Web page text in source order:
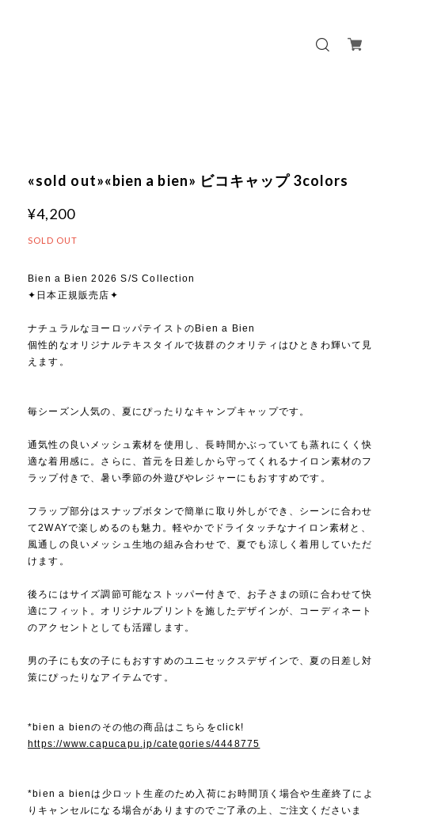
«sold out»«bien a bien» ビコキャップ 3colors
¥4,200
SOLD OUT
Bien a Bien 2026 S/S Collection
✦日本正規販売店✦
ナチュラルなヨーロッパテイストのBien a Bien
個性的なオリジナルテキスタイルで抜群のクオリティはひときわ輝いて見
えます。
毎シーズン人気の、夏にぴったりなキャンプキャップです。
通気性の良いメッシュ素材を使用し、長時間かぶっていても蒸れにくく快
適な着用感に。さらに、首元を日差しから守ってくれるナイロン素材のフ
ラップ付きで、暑い季節の外遊びやレジャーにもおすすめです。
フラップ部分はスナップボタンで簡単に取り外しができ、シーンに合わせ
て2WAYで楽しめるのも魅力。軽やかでドライタッチなナイロン素材と、
風通しの良いメッシュ生地の組み合わせで、夏でも涼しく着用していただ
けます。
後ろにはサイズ調節可能なストッパー付きで、お子さまの頭に合わせて快
適にフィット。オリジナルプリントを施したデザインが、コーディネート
のアクセントとしても活躍します。
男の子にも女の子にもおすすめのユニセックスデザインで、夏の日差し対
策にぴったりなアイテムです。
*bien a bienのその他の商品はこちらをclick!
https://www.capucapu.jp/categories/4448775
*bien a bienは少ロット生産のため入荷にお時間頂く場合や生産終了によ
りキャンセルになる場合がありますのでご了承の上、ご注文くださいま